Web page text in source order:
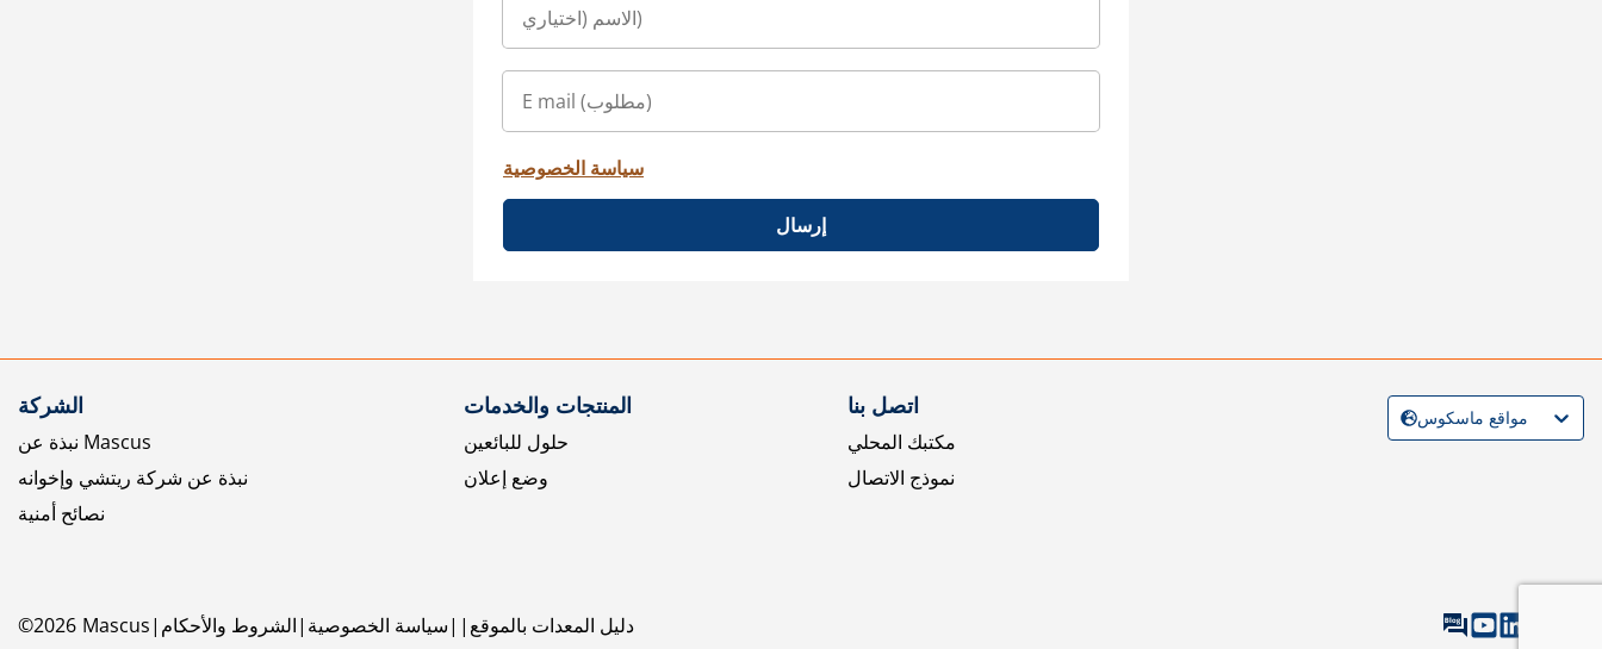
سياسة الخصوصية
إرسال
الشركة
نبذة عن Mascus
نبذة عن شركة ريتشي وإخوانه
نصائح أمنية
المنتجات والخدمات
حلول للبائعين
وضع إعلان
اتصل بنا
مكتبك المحلي
نموذج الاتصال
©2026 Mascus الشروط والأحكام سياسة الخصوصية دليل المعدات بالموقع
مواقع ماسكوس